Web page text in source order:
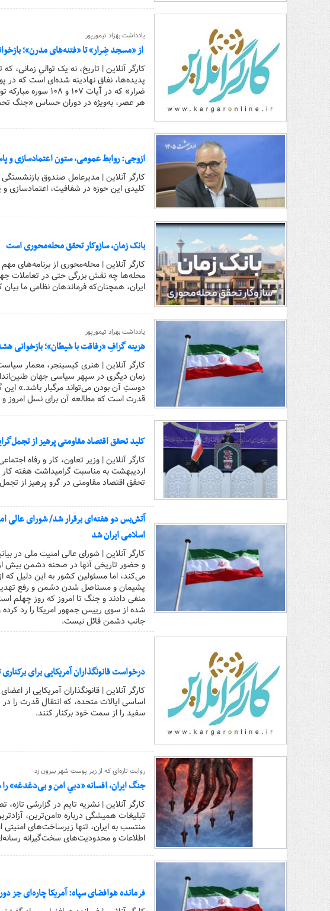
یادداشت بهزاد تیمورپور
از «مسجد ضِرار» تا «فتنه‌های مدرن»؛
کارگر آنلاین | تاریخ، نه یک توالیِ
پدیده‌ها، نفاقِ نهادینه شده‌ای است که
ضرار» که در آیات
هر عصر، به‌ویژه در دوران حساس «جنگ
ازوجی: روابط عمومی، ستون اعتمادسازی
کارگر آنلاین | مدیرعامل صندوق
کلیدی این حوزه در شفافیت، اعتمادسازی
بانک زمان، سازوکار تحقق محله‌محوری است
کارگر آنلاین | محله‌محوری از برنامه‌های
محله‌ها چه نقش بزرگی حتی در تعاملات
ایران، همچنان‌که فرماندهان نظامی ما
یادداشت بهزاد تیمورپور
هزینه‌ گزافِ «رفاقت با شیطان»؛ بازخوانی
کارگر آنلاین | هنری کیسینجر، معمار
زمان دیگری در سپهر سیاسی جهان
دوستِ آن بودن می‌تواند مرگبار باشد.» این
قدرت است که مطالعه آن برای نسل امروز
کلید تحقق اقتصاد مقاومتی پرهیز از
کارگر آنلاین | وزیر تعاون، کار و رفاه
اردیبهشت به مناسبت گرامیداشت هفته کار
تحقق اقتصاد مقاومتی در گرو پرهیز از
اسلامی ایران شد
کارگر آنلاین | شورای عالی امنیت ملی در
و حضور تاریخی آنها در صحنه دشمن بیش
می‌کند، اما مسئولین کشور به این دلیل
پشیمان و مستاصل شدن دشمن و رفع تهدید
منفی دادند و جنگ تا امروز که روز چهلم
شده از سوی رییس جمهور امریکا را رد
جانب دشمن قائل نیست.
درخواست قانونگذاران آمریکایی برای
کارگر آنلاین | قانونگذاران آمریکایی از
اساسی ایالات متحده، که انتقال قدرت
سفید را از سمت خود برکنار کنند.
روایت تازه‌ای که از زیر پوست شهر بیرون زد
جنگ ایران، افسانه «دبیِ امن و بی‌دغدغه»
کارگر آنلاین | نشریه تایم در گزارشی
تبلیغات همیشگی درباره «امن‌ترین،
منتسب به ایران، تنها زیرساخت‌های امنیتی
اطلاعات و محدودیت‌های سخت‌گیرانه
فرمانده هوافضای سپاه: آمریکا چاره‌ای جز